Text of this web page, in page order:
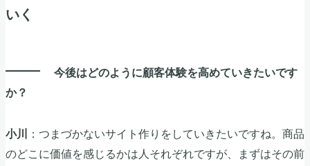
いく
今後はどのように顧客体験を高めていきたいです
か？
小川 ：つまづかないサイト作りをしていきたいですね。商品
のどこに価値を感じるかは人それぞれですが、まずはその前